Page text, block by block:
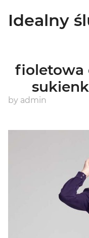
Idealny
Blog
Koszyk
fioletowa
by admin